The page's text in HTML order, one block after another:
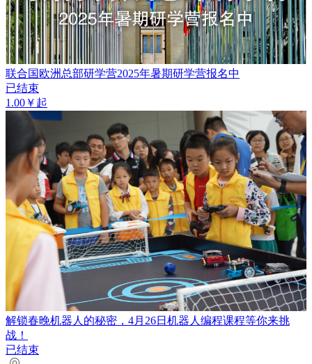
联合国欧洲总部研学营2025年暑期研学营报名中
已结束
1.00￥起
解锁春晚机器人的秘密，4月26日机器人编程课程等你来挑
战！
已结束